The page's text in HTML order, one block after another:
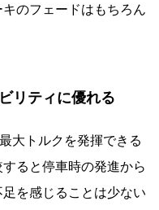
のフェードはもちろん
リティに優れる
大トルクを発揮できる
ると停車時の発進から
を感じることは少ない